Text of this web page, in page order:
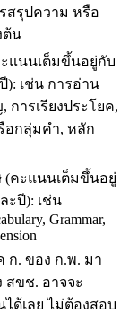
สรุปความ หรือ
ต้น
แนนเต็มขึ้นอยู่กับ
): เช่น การอ่าน
การเรียงประโยค,
อกลุ่มคำ, หลัก
(คะแนนเต็มขึ้นอยู่
ะปี): เช่น
Grammar,
ก. ของ ก.พ. มา
สขช. อาจจะ
ด้เลย ไม่ต้องสอบ